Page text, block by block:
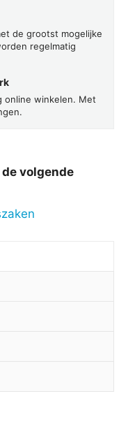
de grootst mogelijke
regelmatig
online winkelen. Met
volgende